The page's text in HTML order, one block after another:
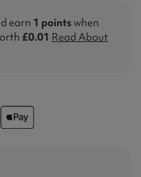
earn 1 pointswhen
£0.01 Read About